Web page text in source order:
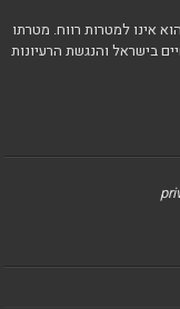
אינו למטרות רווח. מטרתו
בישראל והנגשת הרעיונות